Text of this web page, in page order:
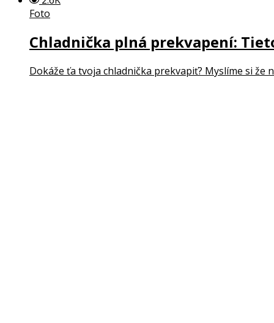
Foto
Chladnička plná prekvapení:
Dokáže ťa tvoja chladnička prekvapiť? Myslíme si že